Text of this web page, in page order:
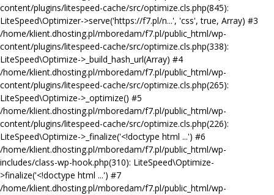
content/plugins/litespeed-cache/src/optimize.cls.php(845):
LiteSpeed\Optimizer->serve('https://f7.pl/n...', 'css', true, Array) #3
/home/klient.dhosting.pl/mboredam/f7.pl/public_html/wp-
content/plugins/litespeed-cache/src/optimize.cls.php(338):
LiteSpeed\Optimize->_build_hash_url(Array) #4
/home/klient.dhosting.pl/mboredam/f7.pl/public_html/wp-
content/plugins/litespeed-cache/src/optimize.cls.php(265):
LiteSpeed\Optimize->_optimize() #5
/home/klient.dhosting.pl/mboredam/f7.pl/public_html/wp-
content/plugins/litespeed-cache/src/optimize.cls.php(226):
LiteSpeed\Optimize->_finalize('<!doctype html ...') #6
/home/klient.dhosting.pl/mboredam/f7.pl/public_html/wp-
includes/class-wp-hook.php(310): LiteSpeed\Optimize-
>finalize('<!doctype html ...') #7
/home/klient.dhosting.pl/mboredam/f7.pl/public_html/wp-